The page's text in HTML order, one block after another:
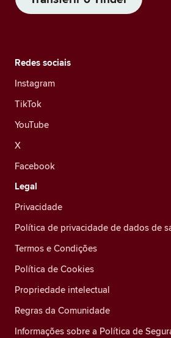
Redes sociais
Instagram
TikTok
YouTube
X
Facebook
Legal
Privacidade
Política de privacidade de dados de
Termos e Condições
Política de Cookies
Propriedade intelectual
Regras da Comunidade
Informações sobre a Política de